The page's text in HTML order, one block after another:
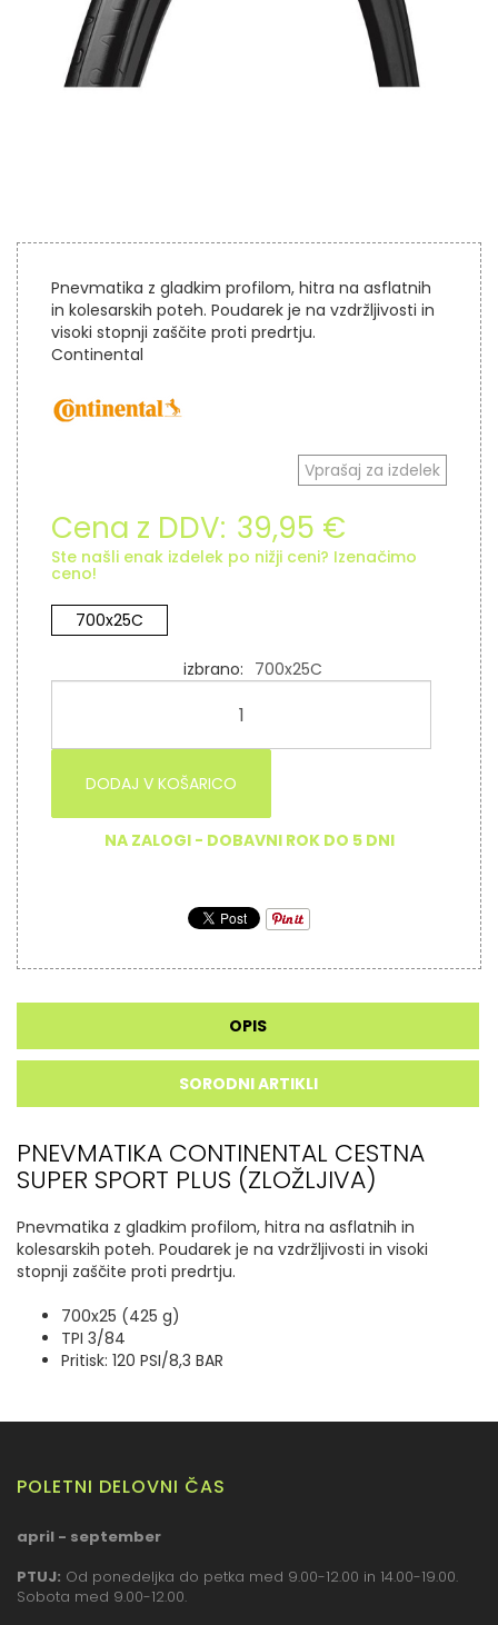
Pnevmatika z gladkim profilom, hitra na asflatnih
in kolesarskih poteh. Poudarek je na vzdržljivosti in
visoki stopnji zaščite proti predrtju.
Continental
Vprašaj za izdelek
Cena z DDV: 39,95 €
Ste našli enak izdelek po nižji ceni? Izenačimo
ceno!
700x25C
izbrano 700x25C
DODAJ V KOŠARICO
NA ZALOGI - DOBAVNI ROK DO 5 DNI
OPIS
SORODNI ARTIKLI
PNEVMATIKA CONTINENTAL CESTNA
SUPER SPORT PLUS (ZLOŽLJIVA)
Pnevmatika z gladkim profilom, hitra na asflatnih in
kolesarskih poteh. Poudarek je na vzdržljivosti in visoki
stopnji zaščite proti predrtju.
700x25 (425 g)
TPI 3/84
Pritisk: 120 PSI/8,3 BAR
POLETNI DELOVNI ČAS
april - september
PTUJ: Od ponedeljka do petka med 9.00-12.00 in 14.00-19.00.
Sobota med 9.00-12.00.